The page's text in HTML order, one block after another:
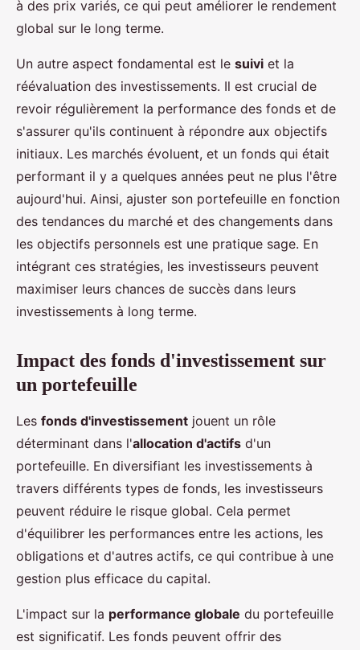
à des prix variés, ce qui peut améliorer le rendement
global sur le long terme.
Un autre aspect fondamental est le suivi et la
réévaluation des investissements. Il est crucial de
revoir régulièrement la performance des fonds et de
s'assurer qu'ils continuent à répondre aux objectifs
initiaux. Les marchés évoluent, et un fonds qui était
performant il y a quelques années peut ne plus l'être
aujourd'hui. Ainsi, ajuster son portefeuille en fonction
des tendances du marché et des changements dans
les objectifs personnels est une pratique sage. En
intégrant ces stratégies, les investisseurs peuvent
maximiser leurs chances de succès dans leurs
investissements à long terme.
Impact des fonds d'investissement sur
un portefeuille
Les fonds d'investissement jouent un rôle
déterminant dans l'allocation d'actifs d'un
portefeuille. En diversifiant les investissements à
travers différents types de fonds, les investisseurs
peuvent réduire le risque global. Cela permet
d'équilibrer les performances entre les actions, les
obligations et d'autres actifs, ce qui contribue à une
gestion plus efficace du capital.
L'impact sur la performance globale du portefeuille
est significatif. Les fonds peuvent offrir des